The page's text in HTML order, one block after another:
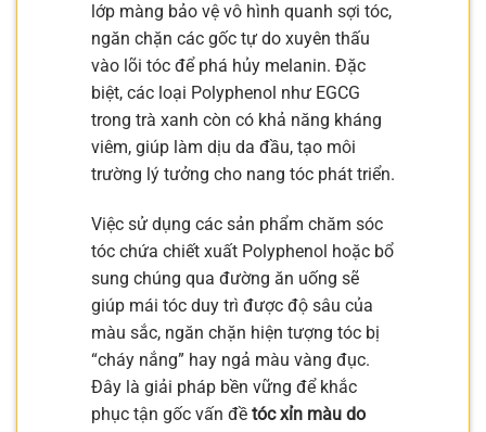
lớp màng bảo vệ vô hình quanh sợi tóc,
ngăn chặn các gốc tự do xuyên thấu
vào lõi tóc để phá hủy melanin. Đặc
biệt, các loại Polyphenol như EGCG
trong trà xanh còn có khả năng kháng
viêm, giúp làm dịu da đầu, tạo môi
trường lý tưởng cho nang tóc phát triển.
Việc sử dụng các sản phẩm chăm sóc
tóc chứa chiết xuất Polyphenol hoặc bổ
sung chúng qua đường ăn uống sẽ
giúp mái tóc duy trì được độ sâu của
màu sắc, ngăn chặn hiện tượng tóc bị
“cháy nắng” hay ngả màu vàng đục.
Đây là giải pháp bền vững để khắc
phục tận gốc vấn đề tóc xỉn màu do